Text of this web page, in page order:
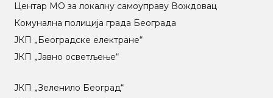
Центар МO за локалну самоуправу Вождовац
Комунална полиција града Београда
ЈКП „Београдске електране“
ЈКП „Јавно осветљење“
ЈКП „Зеленило Београд“